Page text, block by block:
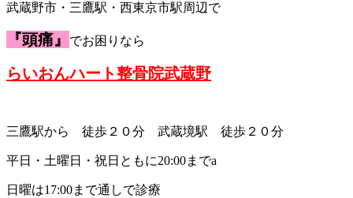
武蔵野市・三鷹駅・西東京市駅周辺で
『頭痛』 でお困りなら
らいおんハート整骨院武蔵野
三鷹駅から 徒歩２０分 武蔵境駅 徒歩２０分
平日・土曜日・祝日ともに20:00までa
日曜は17:00まで通しで診療